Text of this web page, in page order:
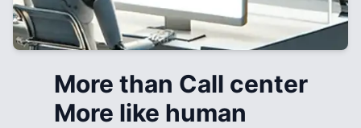
More than Call center
More like human